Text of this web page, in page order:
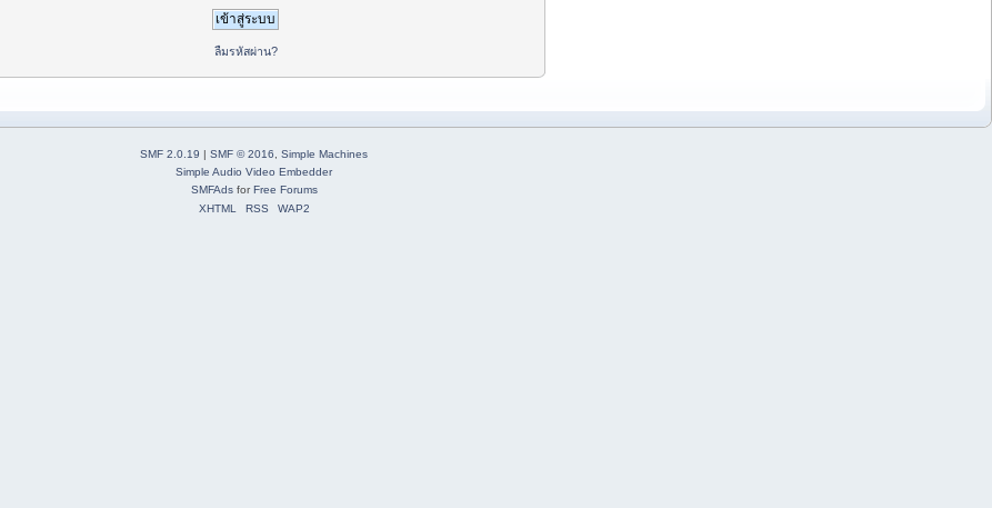
ลืมรหัสผ่าน?
SMF 2.0.19 SMF © 2016, Simple Machines
Simple Audio Video Embedder
SMFAdsfor Free Forums
XHTML
RSS WAP2